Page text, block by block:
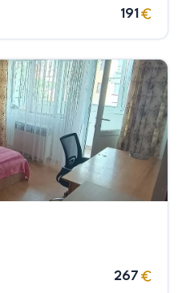
191
267